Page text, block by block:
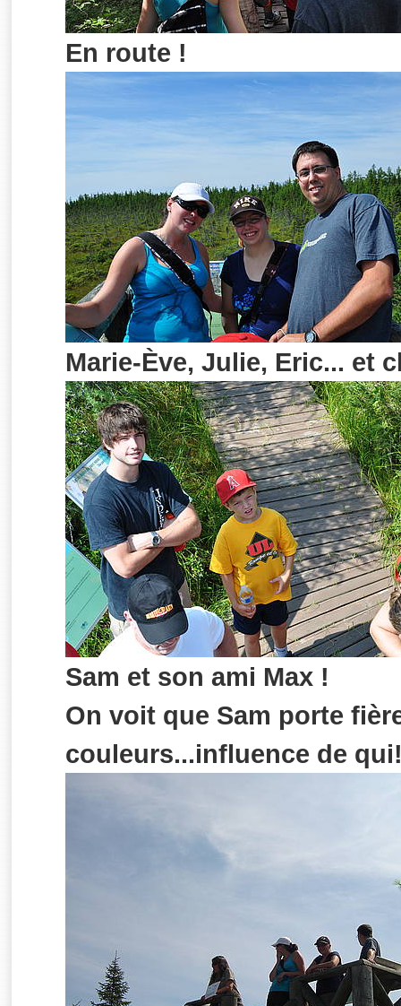
En route !
Marie-Ève, Julie, Eric... et
Sam et son ami Max !
On voit que Sam porte
couleurs...influence de